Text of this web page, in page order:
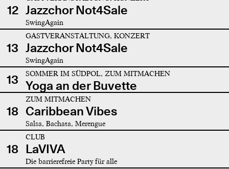
12 Jazzchor Not4Sale
SwingAgain
13
GASTVERANSTALTUNG, KONZERT
Jazzchor Not4Sale
SwingAgain
13 SOMMER IM SÜDPOL, ZUM MITMACHEN
Yoga an der Buvette
18
ZUM MITMACHEN
Caribbean Vibes
Salsa, Bachata, Merengue
18
CLUB
LaVIVA
Die barrierefreie Party für alle